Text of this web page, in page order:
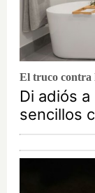
El truco contra
Di adiós
sencillos